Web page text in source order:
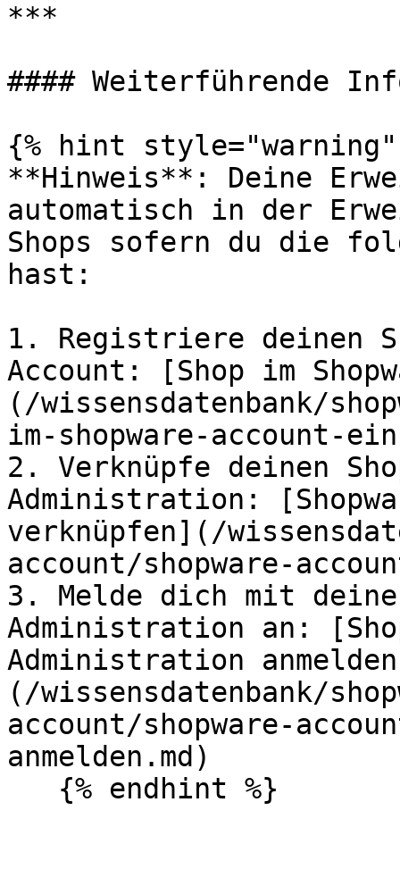
***
#### Weiterführende
{% hint style="warning"
**Hinweis**: Deine
automatisch in der
Shops sofern du die
hast:
1. Registriere deinen
Account: [Shop im
(/wissensdatenbank/
im-shopware-account-
2. Verknüpfe deinen
Administration:
verknüpfen](/
account/shopware-
3. Melde dich mit
Administration an:
Administration
(/wissensdatenbank/
account/shopware-
anmelden.md)